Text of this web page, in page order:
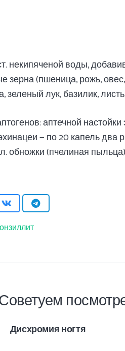
некипяченой воды,
(пшеница, рожь,
зеленый лук, базилик,
аптечной
— по 20 капель два
обножки (пчелиная
Дисхромия ногтя